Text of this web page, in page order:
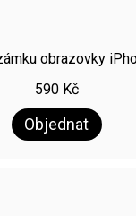
obrazovky
590 Kč
Objednat